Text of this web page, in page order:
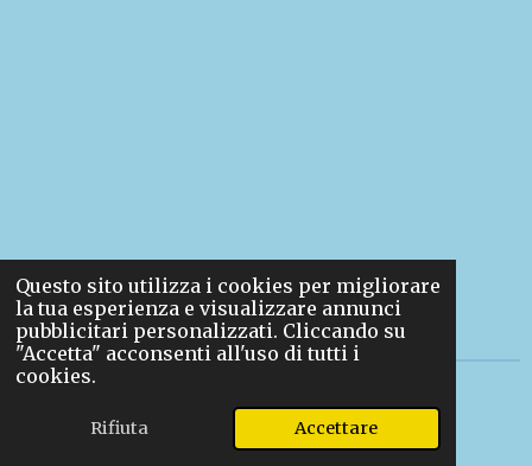
Questo sito utilizza i cookies per migliorare
la tua esperienza e visualizzare annunci
pubblicitari personalizzati. Cliccando su
"Accetta" acconsenti all'uso di tutti i
cookies.
Rifiuta Accettare
Editoriali P.IVA IT 11428670969